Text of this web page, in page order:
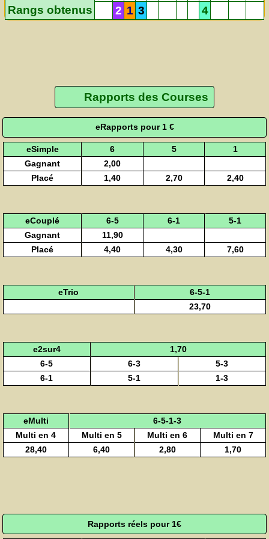
Rangs obtenus
2 1 3 4
Rapports des Courses
eRapports pour 1 €
eSimple 6 5
1
Gagnant
2,00
Placé
1,40 2,70 2,40
eCouplé 6-5 6-1
5-1
Gagnant
11,90
Placé
4,40 4,30 7,60
eTrio
6-5-1
23,70
e2sur4
1,70
6-5
6-3
5-3
6-1
5-1 1-3
eMulti
6-5-1-3
Multi en 4
Multi en 5 Multi en 6
Multi en 7
28,40
6,40 2,80 1,70
Rapports réels pour 1€